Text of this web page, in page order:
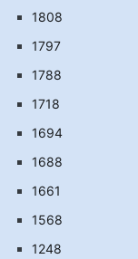
1808
1797
1788
1718
1694
1688
1661
1568
1248